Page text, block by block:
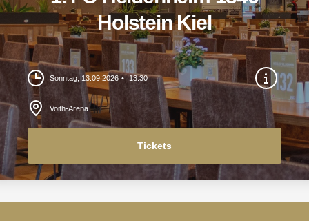
Holstein Kiel
Sonntag, 13.09.2026 13:30
Voith-Arena
Tickets